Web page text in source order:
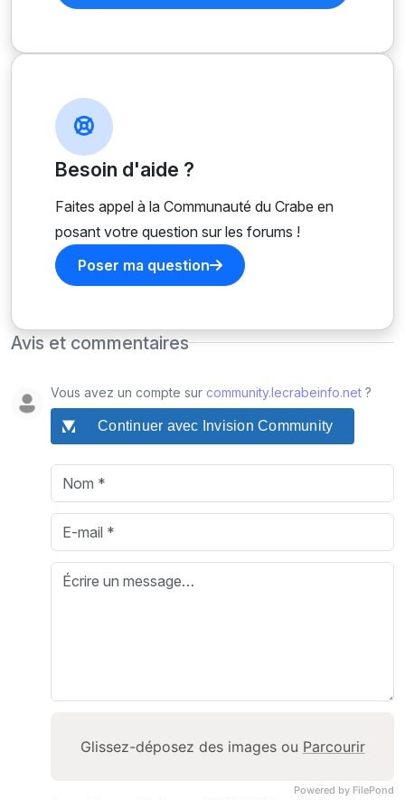
Besoin d'aide ?
Faites appel à la Communauté du Crabe en
posant votre question sur les forums !
Poser ma question
Avis et commentaires
Vous avez un compte sur community.lecrabeinfo.net ?
Continuer avec Invision Community
Powered by FilePond
Glissez-déposez des images ou Parcourir